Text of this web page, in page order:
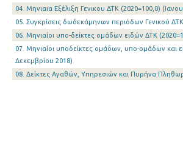
04. Μηνιαια Εξέλιξη Γενικου ΔΤΚ (2020=100,0)
05. Συγκρίσεις δωδεκάμηνων περιόδων Γενικού
06. Μηνιαίοι υπο-δείκτες ομάδων ειδών ΔΤΚ
07. Μηνιαίοι υποδείκτες oμάδων, υπο-ομάδων και
Δεκεμβρίου 2018)
08. Δείκτες Αγαθών, Υπηρεσιών και Πυρήνα